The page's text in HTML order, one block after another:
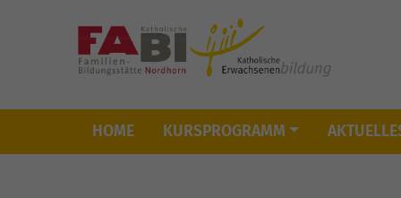
Skip to main content
HOME KURSPROGRAMM